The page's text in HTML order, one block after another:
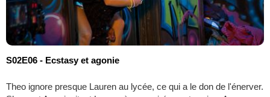
S02E06 - Ecstasy et agonie
Theo ignore presque Lauren au lycée, ce qui a le don de l'énerver.